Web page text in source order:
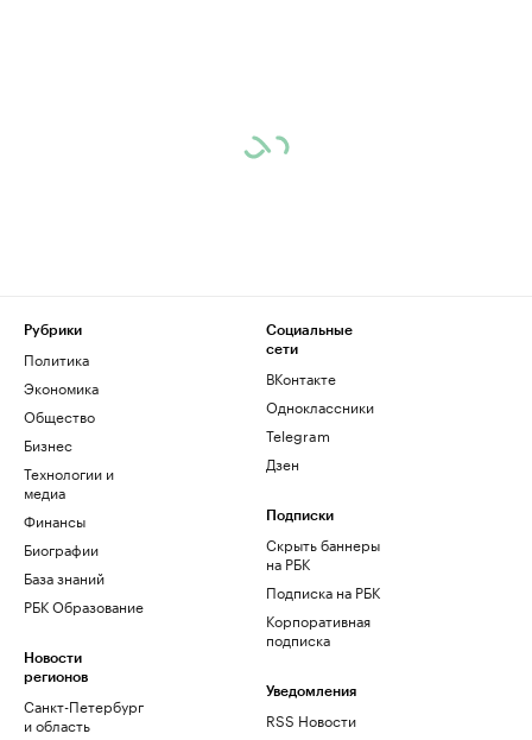
Рубрики
Политика
Экономика
Общество
Бизнес
Технологии и
медиа
Финансы
Биографии
База знаний
РБК Образование
Новости
регионов
Санкт-Петербург
и область
Социальные
сети
ВКонтакте
Одноклассники
Telegram
Дзен
Подписки
Скрыть баннеры
на РБК
Подписка на РБК
Корпоративная
подписка
Уведомления
RSS Новости